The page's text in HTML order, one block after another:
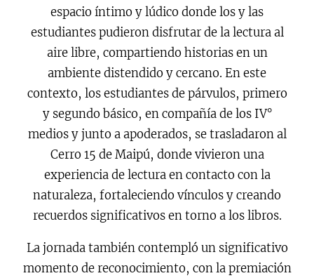
espacio íntimo y lúdico donde los y las
estudiantes pudieron disfrutar de la lectura al
aire libre, compartiendo historias en un
ambiente distendido y cercano. En este
contexto, los estudiantes de párvulos, primero
y segundo básico, en compañía de los IV°
medios y junto a apoderados, se trasladaron al
Cerro 15 de Maipú, donde vivieron una
experiencia de lectura en contacto con la
naturaleza, fortaleciendo vínculos y creando
recuerdos significativos en torno a los libros.
La jornada también contempló un significativo
momento de reconocimiento, con la premiación